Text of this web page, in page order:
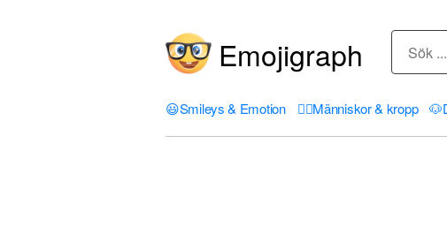
Emojigraph
😃Smileys & Emotion 🤦‍♀️Människor & kropp 🐶